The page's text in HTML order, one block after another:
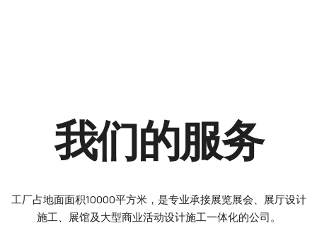
我们的服务
工厂占地面面积10000平方米，是专业承接展览展会、展厅设计
施工、展馆及大型商业活动设计施工一体化的公司。